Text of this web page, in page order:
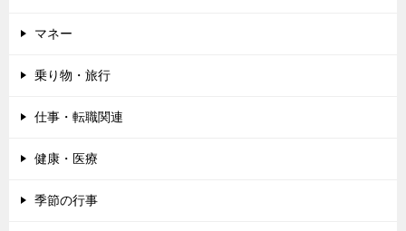
マネー
乗り物・旅行
仕事・転職関連
健康・医療
季節の行事